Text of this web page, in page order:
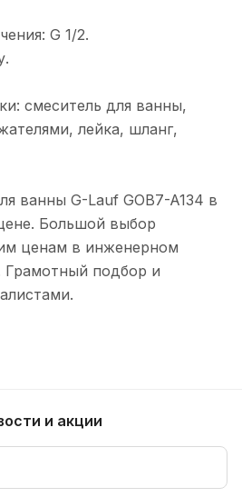
G 1/2.
смеситель для ванны,
лейка, шланг,
ванны G-Lauf GOB7-A134 в
Большой выбор
ценам в инженерном
Грамотный подбор и
и акции